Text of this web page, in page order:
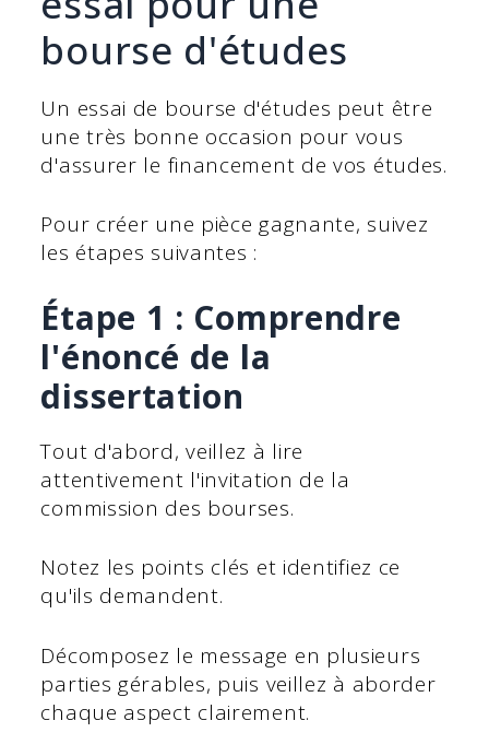
bourse d'études
Un essai de bourse d'études peut être
une très bonne occasion pour vous
d'assurer le financement de vos études.
Pour créer une pièce gagnante, suivez
les étapes suivantes :
Étape 1 : Comprendre
l'énoncé de la
dissertation
Tout d'abord, veillez à lire
attentivement l'invitation de la
commission des bourses.
Notez les points clés et identifiez ce
qu'ils demandent.
Décomposez le message en plusieurs
parties gérables, puis veillez à aborder
chaque aspect clairement.